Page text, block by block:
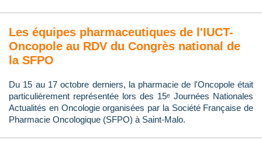
Les équipes pharmaceutiques de l'IUCT-
Oncopole au RDV du Congrès national de
la SFPO
Du 15 au 17 octobre derniers, la pharmacie de l'Oncopole était
particulièrement représentée lors des 15ᵉ Journées Nationales
Actualités en Oncologie organisées par la Société Française de
Pharmacie Oncologique (SFPO) à Saint-Malo.